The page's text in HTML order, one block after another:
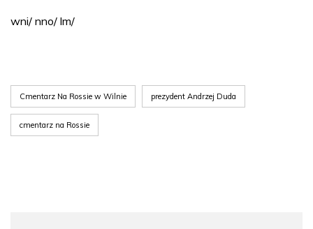
wni/ nno/ lm/
Cmentarz Na Rossie w Wilnie prezydent Andrzej Duda
cmentarz na Rossie